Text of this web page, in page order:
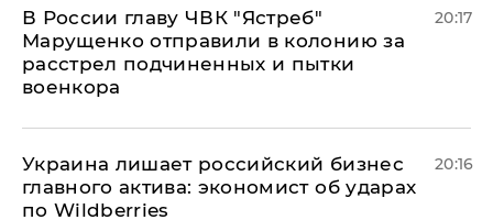
В России главу ЧВК "Ястреб"
Марущенко отправили в колонию за
расстрел подчиненных и пытки
военкора
20:17
​Украина лишает российский бизнес
главного актива: экономист об ударах
по Wildberries
20:16